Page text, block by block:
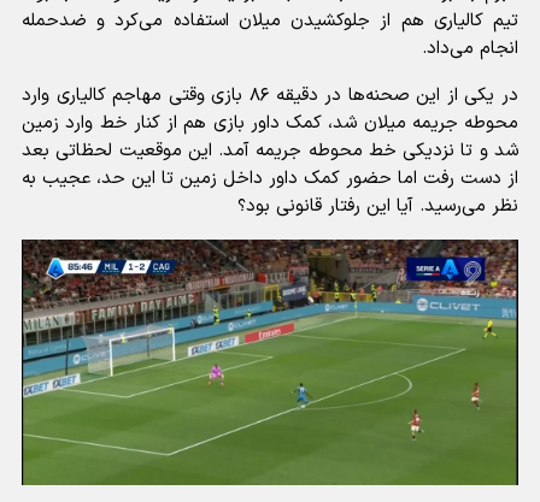
تیم کالیاری هم از جلوکشیدن میلان استفاده می‌کرد و ضدحمله
انجام می‌داد.
در یکی از این صحنه‌ها در دقیقه ۸۶ بازی وقتی مهاجم کالیاری وارد
محوطه جریمه میلان شد، کمک داور بازی هم از کنار خط وارد زمین
شد و تا نزدیکی خط محوطه جریمه آمد. این موقعیت لحظاتی بعد
از دست رفت اما حضور کمک داور داخل زمین تا این حد، عجیب به
نظر می‌رسید. آیا این رفتار قانونی بود؟